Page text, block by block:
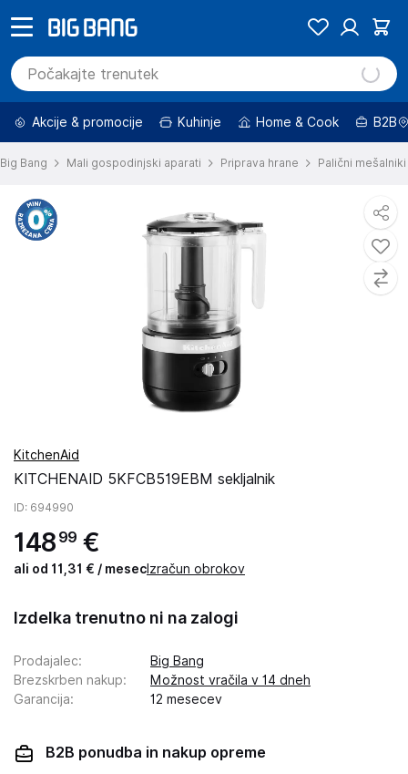
Akcije & promocije Kuhinje Home & Cook B2B
Big Bang Mali gospodinjski aparati Priprava hrane Palični mešalniki
KitchenAid
KITCHENAID 5KFCB519EBM sekljalnik
ID: 694990
148 99 €
ali od 11,31 € / mesec Izračun obrokov
Izdelka trenutno ni na zalogi
Prodajalec:
Big Bang
Brezskrben nakup:
Možnost vračila v 14 dneh
Garancija: 12 mesecev
B2B ponudba in nakup opreme